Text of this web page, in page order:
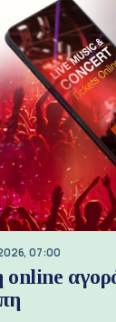
07:00
online